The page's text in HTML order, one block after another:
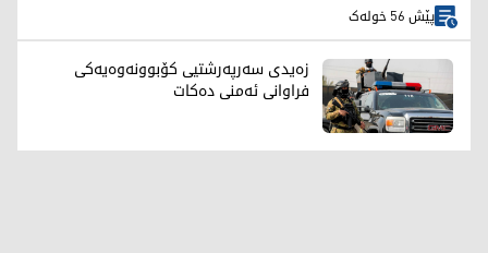
پێش 56 خولەک
زەیدی سەرپەرشتیی کۆبوونەوەیەکی
فراوانی ئەمنی دەکات